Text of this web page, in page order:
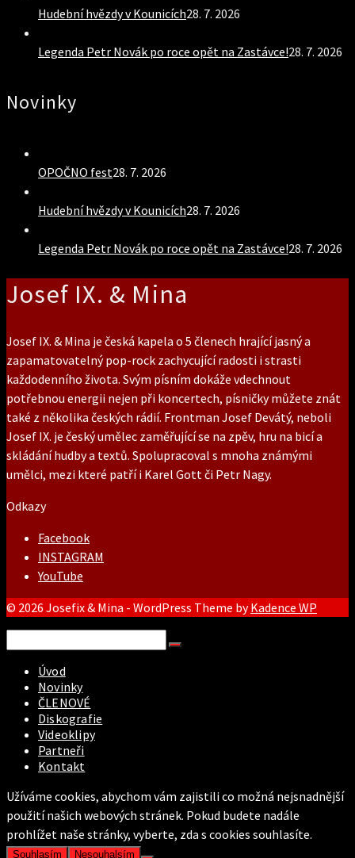
Hudební hvězdy v Kounicích28. 7. 2026
Legenda Petr Novák po roce opět na Zastávce!28. 7. 2026
Novinky
OPOČNO fest28. 7. 2026
Hudební hvězdy v Kounicích28. 7. 2026
Legenda Petr Novák po roce opět na Zastávce!28. 7. 2026
Josef IX. & Mina
Josef IX. & Mina je česká kapela o 5 členech hrající jasný a
zapamatovatelný pop-rock zachycující radosti i strasti
každodenního života. Svým písním dokáže vdechnout
potřebnou energii nejen při koncertech, písničky můžete znát
také z několika českých rádií. Frontman Josef Devátý, neboli
Josef IX. je český umělec zaměřující se na zpěv, hru na bicí a
skládání hudby a textů. Spolupracoval s mnoha známými
umělci, mezi které patří i Karel Gott či Petr Nagy.
Odkazy
Facebook
INSTAGRAM
YouTube
© 2026 Josefix & Mina - WordPress Theme byKadence WP
Úvod
Novinky
ČLENOVÉ
Diskografie
Videoklipy
Partneři
Kontakt
Užíváme cookies, abychom vám zajistili co možná nejsnadnější
použití našich webových stránek. Pokud budete nadále
prohlížet naše stránky, vyberte, zda s cookies souhlasíte.
Souhlasím Nesouhalsím